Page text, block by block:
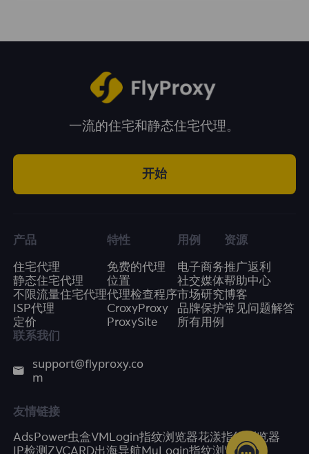
一流的住宅和静态住宅代理。
开始
产品
住宅代理
静态住宅代理
不限流量住宅代理
ISP代理
定价
特性
免费的代理
位置
代理检查程序
CroxyProxy
ProxySite
用例
电子商务
社交媒体
市场研究
品牌保护
所有用例
资源
推广返利
帮助中心
博客
常见问题解答
联系我们
support@flyproxy.co
m
友情链接
AdsPower虫盒VMLogin指纹浏览器花漾指纹浏览器
IP检测 ZVCARD出海导航 MuLogin指纹浏览器